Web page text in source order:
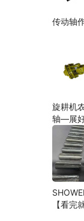
传动轴
旋耕机
轴—展
【看完